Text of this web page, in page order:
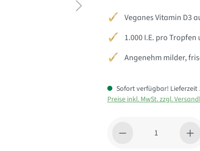
Veganes Vitamin D3
1.000 I.E. pro
Angenehm milder,
Sofort verfügbar! Lieferzeit
Preise inkl. MwSt. zzgl.
Produkt Anzahl: Gib den